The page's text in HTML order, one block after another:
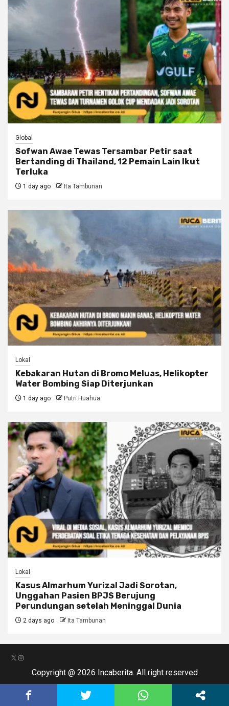
Global
Sofwan Awae Tewas Tersambar Petir saat
Bertanding di Thailand, 12 Pemain Lain Ikut
Terluka
1 day ago Ita Tambunan
Lokal
Kebakaran Hutan di Bromo Meluas, Helikopter
Water Bombing Siap Diterjunkan
1 day ago Putri Huahua
Lokal
Kasus Almarhum Yurizal Jadi Sorotan,
Unggahan Pasien BPJS Berujung
Perundungan setelah Meninggal Dunia
2 days ago Ita Tambunan
X Instagram
Copyright @ 2026 Incaberita. All right reserved